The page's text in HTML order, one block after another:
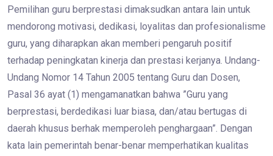
Pemilihan guru berprestasi dimaksudkan antara lain untuk
mendorong motivasi, dedikasi, loyalitas dan profesionalisme
guru, yang diharapkan akan memberi pengaruh positif
terhadap peningkatan kinerja dan prestasi kerjanya. Undang-
Undang Nomor 14 Tahun 2005 tentang Guru dan Dosen,
Pasal 36 ayat (1) mengamanatkan bahwa ”Guru yang
berprestasi, berdedikasi luar biasa, dan/atau bertugas di
daerah khusus berhak memperoleh penghargaan”. Dengan
kata lain pemerintah benar-benar memperhatikan kualitas